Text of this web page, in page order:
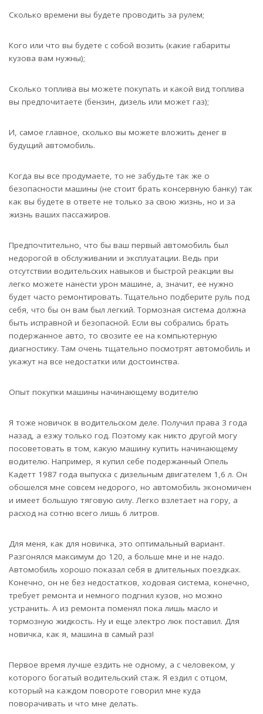
Сколько времени вы будете проводить за рулем;
Кого или что вы будете с собой возить (какие габариты
кузова вам нужны);
Сколько топлива вы можете покупать и какой вид топлива
вы предпочитаете (бензин, дизель или может газ);
И, самое главное, сколько вы можете вложить денег в
будущий автомобиль.
Когда вы все продумаете, то не забудьте так же о
безопасности машины (не стоит брать консервную банку) так
как вы будете в ответе не только за свою жизнь, но и за
жизнь ваших пассажиров.
Предпочтительно, что бы ваш первый автомобиль был
недорогой в обслуживании и эксплуатации. Ведь при
отсутствии водительских навыков и быстрой реакции вы
легко можете нанести урон машине, а, значит, ее нужно
будет часто ремонтировать. Тщательно подберите руль под
себя, что бы он вам был легкий. Тормозная система должна
быть исправной и безопасной. Если вы собрались брать
подержанное авто, то свозите ее на компьютерную
диагностику. Там очень тщательно посмотрят автомобиль и
укажут на все недостатки или достоинства.
Опыт покупки машины начинающему водителю
Я тоже новичок в водительском деле. Получил права 3 года
назад, а езжу только год. Поэтому как никто другой могу
посоветовать в том, какую машину купить начинающему
водителю. Например, я купил себе подержанный Опель
Кадетт 1987 года выпуска с дизельным двигателем 1,6 л. Он
обошелся мне совсем недорого, но автомобиль экономичен
и имеет большую тяговую силу. Легко взлетает на гору, а
расход на сотню всего лишь 6 литров.
Для меня, как для новичка, это оптимальный вариант.
Разгонялся максимум до 120, а больше мне и не надо.
Автомобиль хорошо показал себя в длительных поездках.
Конечно, он не без недостатков, ходовая система, конечно,
требует ремонта и немного подгнил кузов, но можно
устранить. А из ремонта поменял пока лишь масло и
тормозную жидкость. Ну и еще электро люк поставил. Для
новичка, как я, машина в самый раз!
Первое время лучше ездить не одному, а с человеком, у
которого богатый водительский стаж. Я ездил с отцом,
который на каждом повороте говорил мне куда
поворачивать и что мне делать.